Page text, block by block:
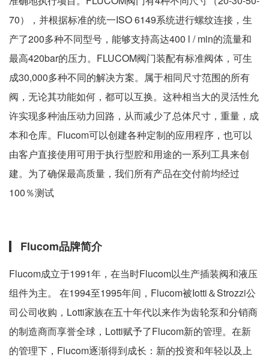
70），并根据标准的统一ISO 6149系统进行螺纹连接，生
产了200多种不同型号，能够支持高达400 l / min的流量和
最高420bar的压力。FLUCOM阀门装配有标准阀体，可生
成30,000多种不同的解决方案。属于相同尺寸范围的所有
阀，无论其功能如何，都可以互换。这种相当大的灵活性允
许实现多种油压动力回路，从而减少了总体尺寸，重量，成
本和仓库。Flucom可以创建各种定制的应用程序，也可以
由客户直接使用可用于执行型腔和用途的一系列工具来创
建。为了确保最高质量，我们所有产品在交付前均经过
100％测试
Flucom品牌简介
Flucom成立于1991年，在当时Flucom以生产插装阀和液压
组件为主。 在1994至1995年间，Flucom被Iotti＆Strozzi公
司公司收购，Lotti家族在五十年代以来作为齿轮泵和分销商
的制造商而享誉全球，Lotti赋予了Flucom新的管理。在新
的管理下，Flucom逐渐得到成长：新的投资和年轻以及上